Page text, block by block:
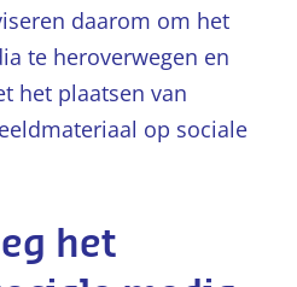
daarom om het
te heroverwegen en
het plaatsen van
op sociale
het